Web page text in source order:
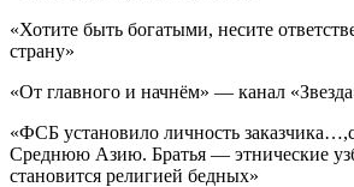
«Хотите быть богатыми, несите
страну»
«От главного и начнём» — канал
«ФСБ установило личность
Среднюю Азию. Братья — этнические
становится религией бедных»